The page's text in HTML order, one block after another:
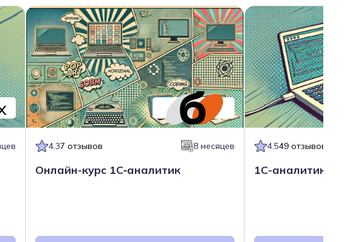
4.37 отзывов 8 месяцев
Онлайн-курс 1С‑аналитик
4.549 отзывов
1С-аналитик: